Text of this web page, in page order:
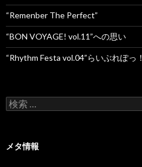
“Remenber The Perfect”
“BON VOYAGE! vol.11”への思い
“Rhythm Festa vol.04”らいぶれぽっ！
検索:
メタ情報